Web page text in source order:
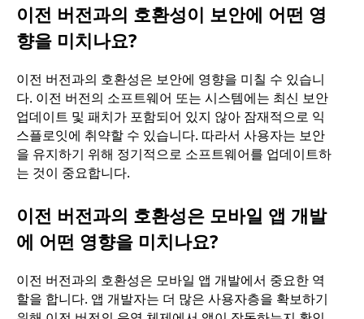
이전 버전과의 호환성이 보안에 어떤 영
향을 미치나요?
이전 버전과의 호환성은 보안에 영향을 미칠 수 있습니
다. 이전 버전의 소프트웨어 또는 시스템에는 최신 보안
업데이트 및 패치가 포함되어 있지 않아 잠재적으로 익
스플로잇에 취약할 수 있습니다. 따라서 사용자는 보안
을 유지하기 위해 정기적으로 소프트웨어를 업데이트하
는 것이 중요합니다.
이전 버전과의 호환성은 모바일 앱 개발
에 어떤 영향을 미치나요?
이전 버전과의 호환성은 모바일 앱 개발에서 중요한 역
할을 합니다. 앱 개발자는 더 많은 사용자층을 확보하기